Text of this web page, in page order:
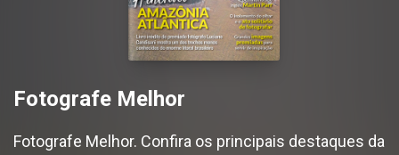
Fotografe Melhor
Fotografe Melhor. Confira os principais destaques da